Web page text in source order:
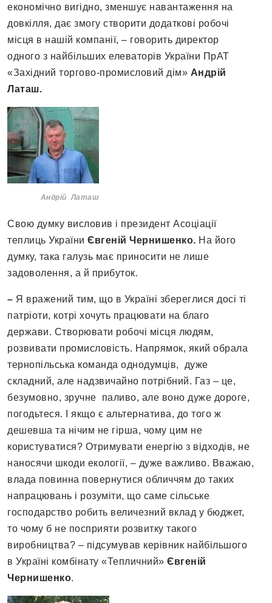
економічно вигідно, зменшує навантаження на
довкілля, дає змогу створити додаткові робочі
місця в нашій компанії, – говорить директор
одного з найбільших елеваторів України ПрАТ
«Західний торгово-промисловий дім» Андрій
Латаш.
Андрій Латаш
Свою думку висловив і президент Асоціації
теплиць України Євгеній Чернишенко. На його
думку, така галузь має приносити не лише
задоволення, а й прибуток.
– Я вражений тим, що в Україні збереглися досі ті
патріоти, котрі хочуть працювати на благо
держави. Створювати робочі місця людям,
розвивати промисловість. Напрямок, який обрала
тернопільська команда однодумців, дуже
складний, але надзвичайно потрібний. Газ – це,
безумовно, зручне паливо, але воно дуже дороге,
погодьтеся. І якщо є альтернатива, до того ж
дешевша та нічим не гірша, чому цим не
користуватися? Отримувати енергію з відходів, не
наносячи шкоди екології, – дуже важливо. Вважаю,
влада повинна повернутися обличчям до таких
напрацювань і розуміти, що саме сільське
господарство робить величезний вклад у бюджет,
то чому б не посприяти розвитку такого
виробництва? – підсумував керівник найбільшого
в Україні комбінату «Тепличний» Євгеній
Чернишенко.